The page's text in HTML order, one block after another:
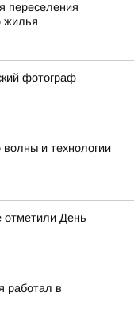
переселения
жилья
фотограф
и технологии
отметили День
работал в